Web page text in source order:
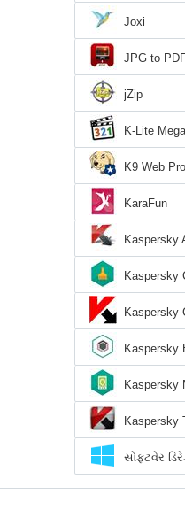
Joxi
JPG to
jZip
K-Lite
K9 Web
KaraFun
Kaspersky
Kaspersky
Kaspersky
Kaspersky
Kaspersky
Kaspersky
સોફ્ટવેર